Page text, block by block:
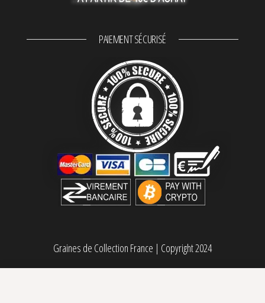
PAIEMENT SÉCURISÉ
Graines de Collection France | Copyright 2024